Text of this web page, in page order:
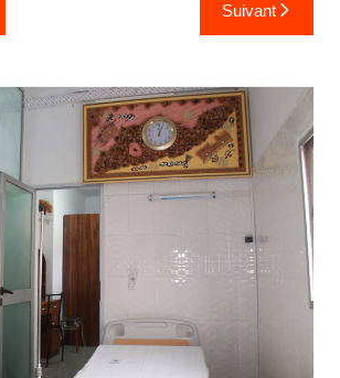
Suivant